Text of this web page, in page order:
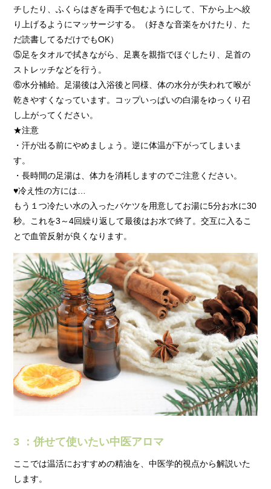
チしたり、ふくらはぎを両手で包むようにして、下から上へ絞
り上げるようにマッサージする。（好きな音楽をかけたり、た
だ読書してるだけでもOK）
⑤足をタオルで拭きながら、足裏を親指でほぐしたり、足首の
ストレッチなどを行う。
⑥水分補給。足湯後は入浴後と同様、体の水分が失われて喉が
乾きやすくなっています。コップいっぱいの白湯をゆっくり召
し上がってください。
★注意
・汗が出る前にやめましょう。逆に体温が下がってしまいま
す。
・長時間の足湯は、体力を消耗しますのでご注意ください。
♥冷え性の方には…
もう１つ冷たい水の入ったバケツを用意してお湯に5分お水に30
秒。これを3～4回繰り返して最後はお水で終了。交互に入るこ
とで血管反射が良くなります。
3 ：併せて使いたい中医アロマ
ここでは温活におすすめの精油を、中医学的視点から解説いた
します。